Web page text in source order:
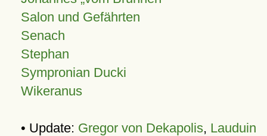
Salon und Gefährten
Senach
Stephan
Sympronian Ducki
Wikeranus
• Update: Gregor von Dekapolis, Lauduin